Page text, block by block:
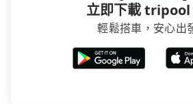
立即下載
輕鬆搭車，安心出